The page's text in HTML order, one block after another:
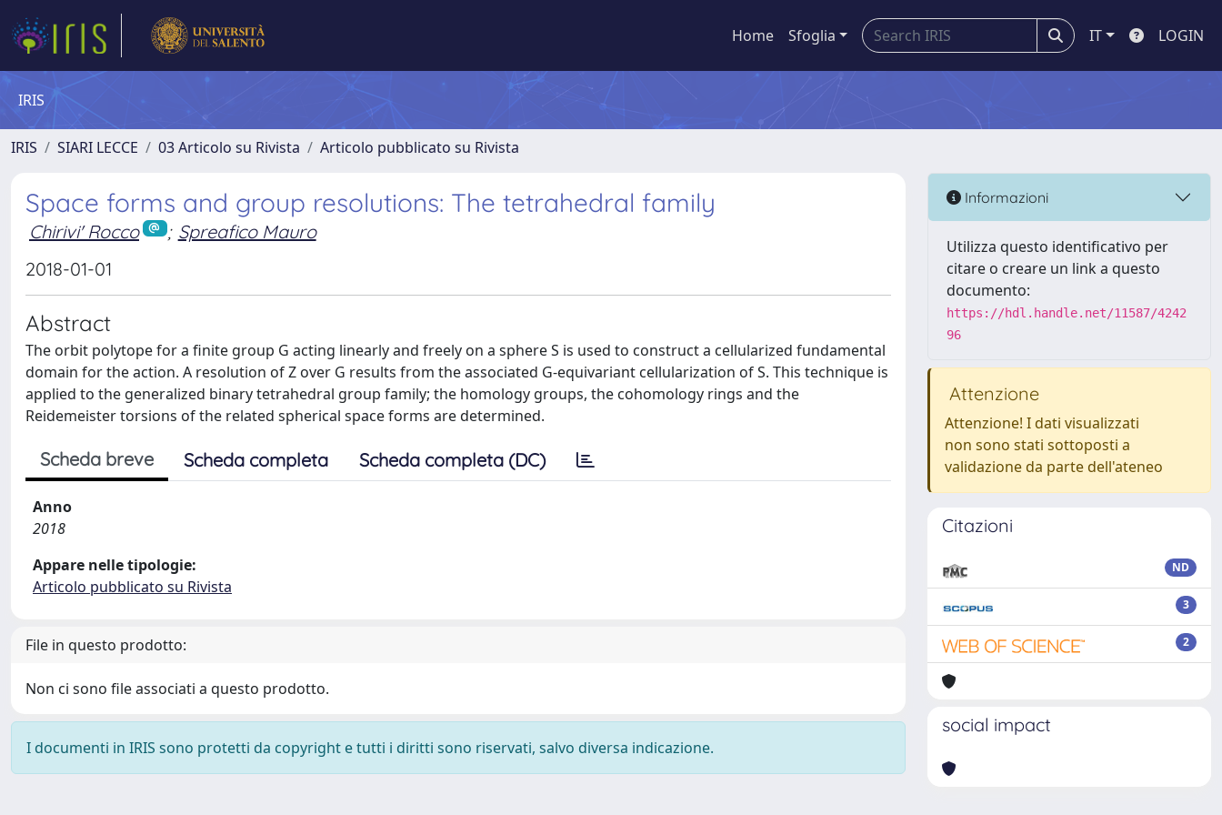
Home Sfoglia IT LOGIN
IRIS
IRIS SIARI LECCE 03 Articolo su Rivista Articolo pubblicato su Rivista
Space forms and group resolutions: The tetrahedral family
Chirivi' Rocco ; Spreafico Mauro
2018-01-01
Abstract
The orbit polytope for a finite group G acting linearly and freely on a sphere S is used to construct a cellularized fundamental
domain for the action. A resolution of Z over G results from the associated G-equivariant cellularization of S. This technique is
applied to the generalized binary tetrahedral group family; the homology groups, the cohomology rings and the
Reidemeister torsions of the related spherical space forms are determined.
Scheda breve Scheda completa Scheda completa (DC)
Anno
2018
Appare nelle tipologie:
Articolo pubblicato su Rivista
File in questo prodotto:
Non ci sono file associati a questo prodotto.
I documenti in IRIS sono protetti da copyright e tutti i diritti sono riservati, salvo diversa indicazione.
Informazioni
Utilizza questo identificativo per
citare o creare un link a questo
documento:
https://hdl.handle.net/11587/4242
96
Attenzione
Attenzione! I dati visualizzati
non sono stati sottoposti a
validazione da parte dell'ateneo
Citazioni
ND
3
2
social impact